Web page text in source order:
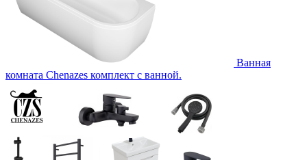
Ванная
комната Chenazes комплект с ванной.